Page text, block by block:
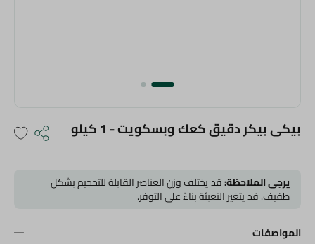
بيكى بيكر دقيق كعك وبسكويت - 1 كيلو
يرجى الملاحظة:قد يختلف وزن العناصر القابلة للتحجيم بشكل
طفيف. قد يتغير التعبئة بناءً على التوفر.
المواصفات